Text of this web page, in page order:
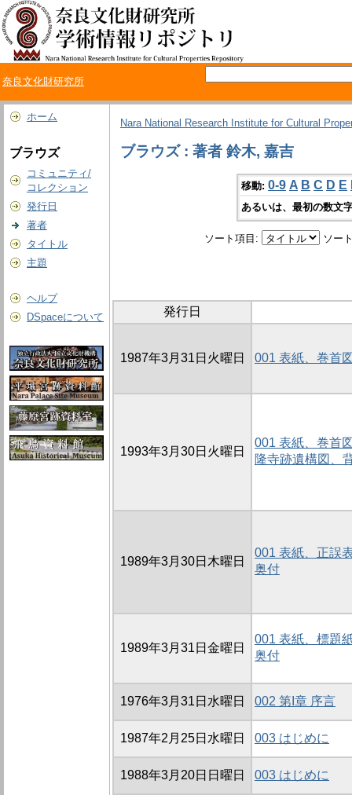
奈良文化財研究所
ホーム
ブラウズ
コミュニティ/
コレクション
発行日
著者
タイトル
主題
ヘルプ
DSpaceについて
Nara National Research Institute for Cultural
ブラウズ : 著者 鈴木, 嘉吉
移動: 0-9 A B C D E
あるいは、最初の数文
ソート項目: ソー
発行日
1987年3月31日火曜日 001 表紙、巻首
1993年3月30日火曜日
001 表紙、巻首
隆寺跡遺構図、
1989年3月30日木曜日
001 表紙、正誤
奥付
1989年3月31日金曜日
001 表紙、標題
奥付
1976年3月31日水曜日 002 第I章 序言
1987年2月25日水曜日 003 はじめに
1988年3月20日日曜日 003 はじめに